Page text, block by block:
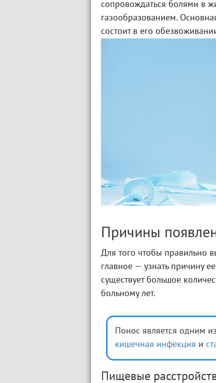
сопровождаться болями в
газообразованием.
состоит в его
Причины
Для того чтобы правильно
главное — узнать причину
существует большое
больному лет.
Понос является одним
кишечная инфекция и
Пищевые